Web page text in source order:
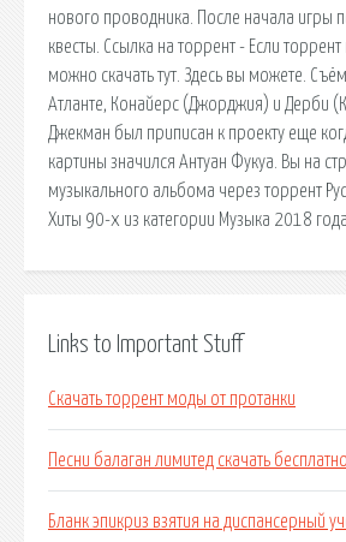
нового проводника. После начала игры
квесты. Ссылка на торрент - Если торрент
можно скачать тут. Здесь вы можете.
Атланте, Конайерс (Джорджия) и Дерби
Джекман был приписан к проекту еще
картины значился Антуан Фукуа. Вы на
музыкального альбома через торрент
Хиты 90-х из категории Музыка 2018
Links to Important Stuff
Скачать торрент моды от протанки
Песни балаган лимитед скачать
Бланк эпикриз взятия на диспансерный